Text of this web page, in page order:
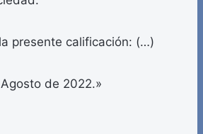
presente calificación: (…)
de 2022.»